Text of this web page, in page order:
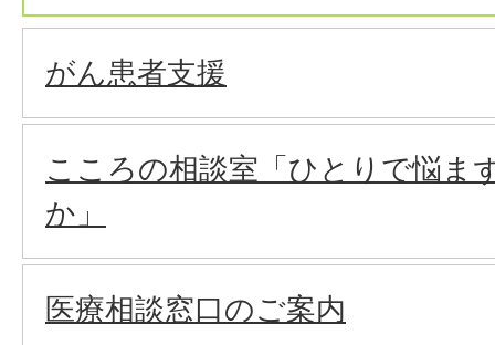
がん患者支援
こころの相談室「ひとりで悩ま
か」
医療相談窓口のご案内